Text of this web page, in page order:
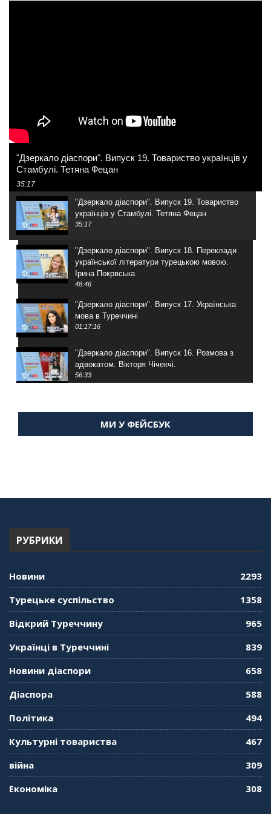
"Дзеркало діаспори". Випуск 19. Товариство українців у
Стамбулі. Тетяна Фецан
35:17
"Дзеркало діаспори". Випуск 19. Товариство
українців у Стамбулі. Тетяна Фецан
35:17
"Дзеркало діаспори". Випуск 18. Переклади
української літератури турецькою мовою.
Ірина Покрвська
48:46
"Дзеркало діаспори". Випуск 17. Українська
мова в Туреччині
01:17:16
"Дзеркало діаспори". Випуск 16. Розмова з
адвокатом. Вікторя Чічекчі.
56:33
Мухарський про життя в Туреччині
"Дзеркало діаспори". Випуск 13. МУШ в
"Дзеркало діаспори". Випуск 11. Олександр
"Дзеркало діаспори". Випуск 10. Тонкощі та
кримськотатарського прапора. Феріде Шахін
"Дзеркало діаспори". Випуск 8. Розмова з
Послом
МИ У ФЕЙСБУК
РУБРИКИ
Новини
2293
Турецьке суспільство
1358
Відкрий Туреччину
965
Українці в Туреччині
839
Новини діаспори
658
Діаспора
588
Політика
494
Культурні товариства
467
війна
309
Економіка
308